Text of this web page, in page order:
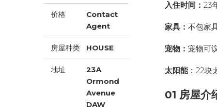
价格
Contact
Agent
房屋种类 HOUSE
地址
23A
Ormond
Avenue
DAW
入住时间： 23
家具： 不包家
宠物： 宠物可
太阳能：22块
01 房屋介